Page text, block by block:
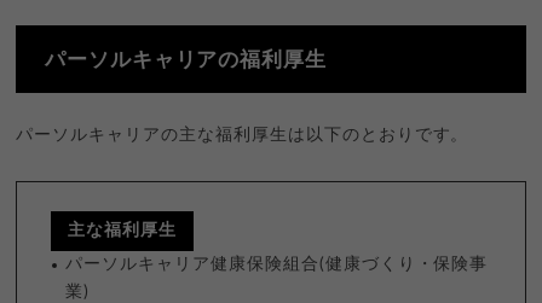
パーソルキャリアの福利厚生
パーソルキャリアの主な福利厚生は以下のとおりです。
主な福利厚生
パーソルキャリア健康保険組合(健康づくり・保険事
業)